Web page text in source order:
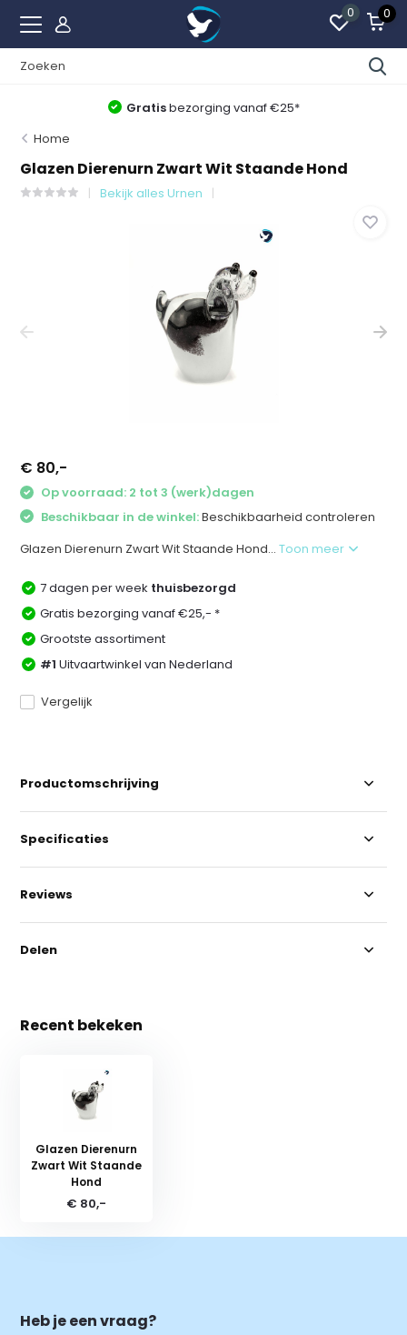
0 0
Gratisbezorging vanaf €25*
Home
Glazen Dierenurn Zwart Wit Staande Hond
Bekijk alles Urnen
€ 80,-
Op voorraad: 2 tot 3 (werk)dagen
Beschikbaar in de winkel:Beschikbaarheid controleren
Glazen Dierenurn Zwart Wit Staande Hond...Toon meer
7 dagen per week thuisbezorgd
Gratis bezorging vanaf €25,- *
Grootste assortiment
#1 Uitvaartwinkel van Nederland
Vergelijk
Productomschrijving
Specificaties
Reviews
Delen
Recent bekeken
Glazen Dierenurn
Zwart Wit Staande
Hond
€ 80,-
Heb je een vraag?